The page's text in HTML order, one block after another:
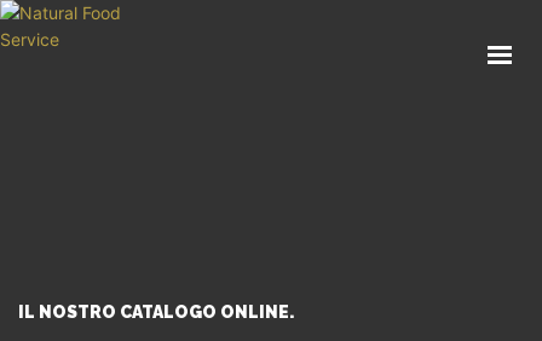
IL NOSTRO CATALOGO ONLINE.